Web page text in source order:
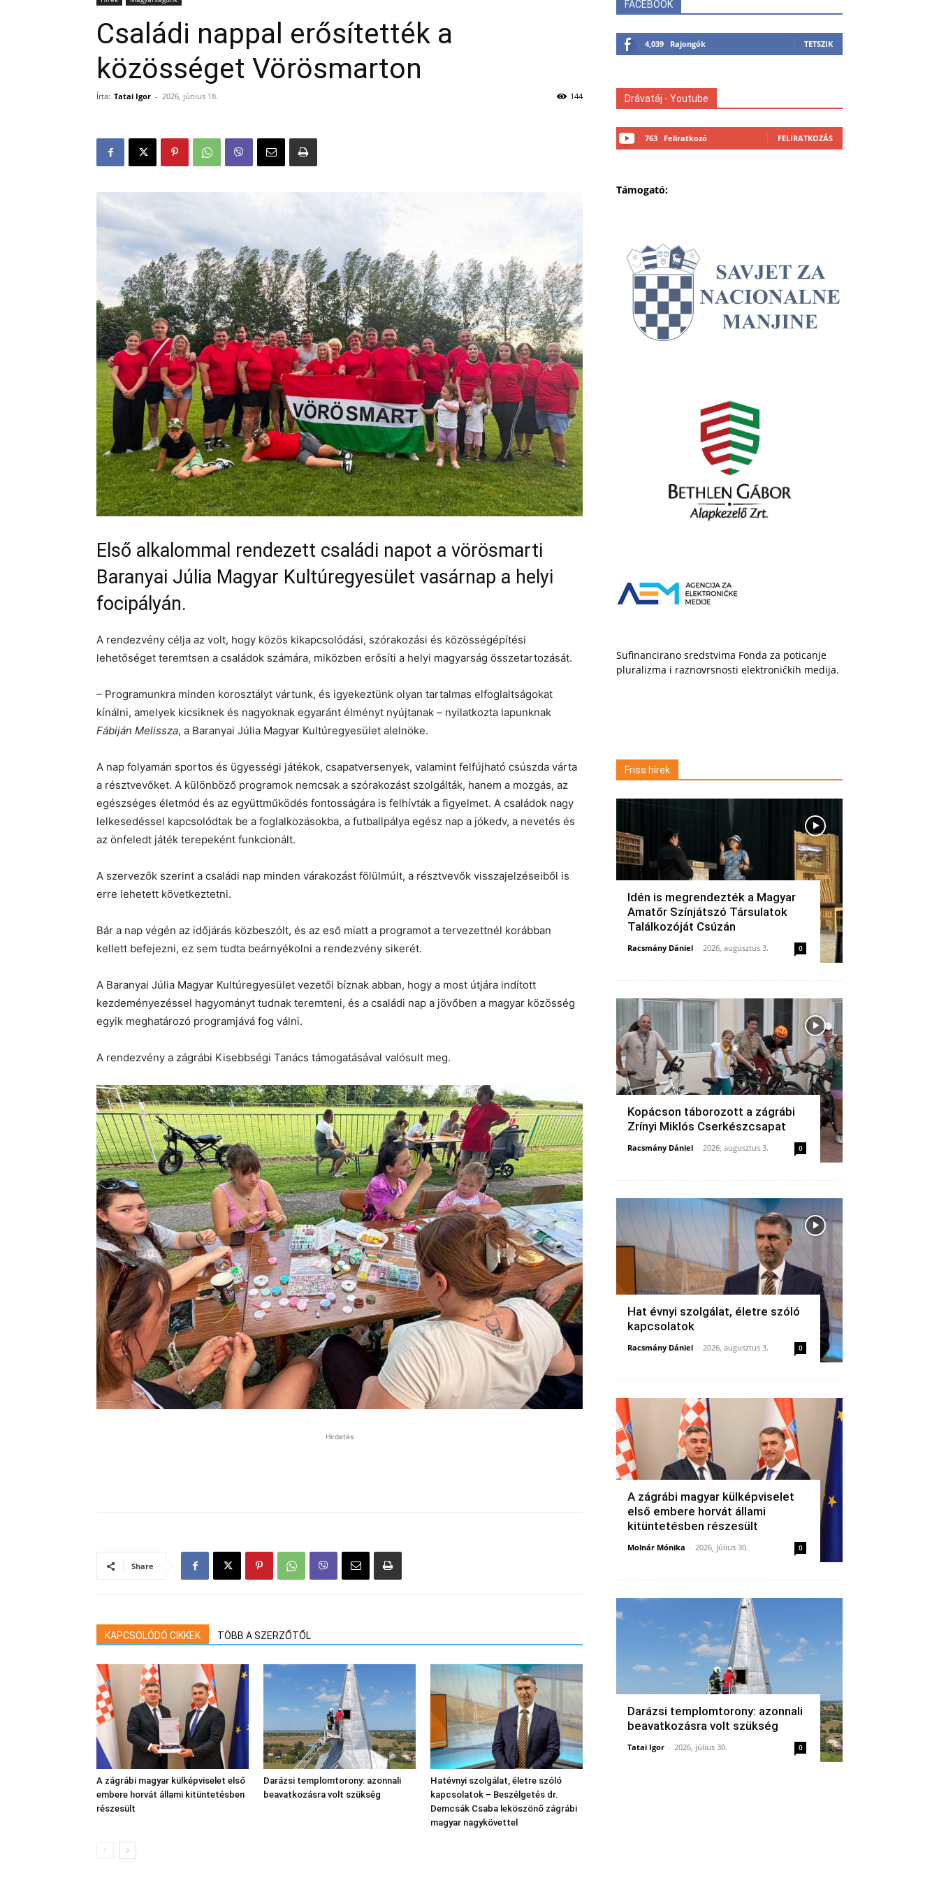
Családi nappal erősítették a
közösséget Vörösmarton
Írta: Tatai Igor - 2026, június 18. 144
Első alkalommal rendezett családi napot a vörösmarti
Baranyai Júlia Magyar Kultúregyesület vasárnap a helyi
focipályán.
A rendezvény célja az volt, hogy közös kikapcsolódási, szórakozási és közösségépítési
lehetőséget teremtsen a családok számára, miközben erősíti a helyi magyarság összetartozását.
– Programunkra minden korosztályt vártunk, és igyekeztünk olyan tartalmas elfoglaltságokat
kínálni, amelyek kicsiknek és nagyoknak egyaránt élményt nyújtanak – nyilatkozta lapunknak
Fábiján Melissza, a Baranyai Júlia Magyar Kultúregyesület alelnöke.
A nap folyamán sportos és ügyességi játékok, csapatversenyek, valamint felfújható csúszda várta
a résztvevőket. A különböző programok nemcsak a szórakozást szolgálták, hanem a mozgás, az
egészséges életmód és az együttműködés fontosságára is felhívták a figyelmet. A családok nagy
lelkesedéssel kapcsolódtak be a foglalkozásokba, a futballpálya egész nap a jókedv, a nevetés és
az önfeledt játék terepeként funkcionált.
A szervezők szerint a családi nap minden várakozást fölülmúlt, a résztvevők visszajelzéseiből is
erre lehetett következtetni.
Bár a nap végén az időjárás közbeszólt, és az eső miatt a programot a tervezettnél korábban
kellett befejezni, ez sem tudta beárnyékolni a rendezvény sikerét.
A Baranyai Júlia Magyar Kultúregyesület vezetői bíznak abban, hogy a most útjára indított
kezdeményezéssel hagyományt tudnak teremteni, és a családi nap a jövőben a magyar közösség
egyik meghatározó programjává fog válni.
A rendezvény a zágrábi Kisebbségi Tanács támogatásával valósult meg.
Hirdetés
Share
KAPCSOLÓDÓ CIKKEK TÖBB A SZERZŐTŐL
A zágrábi magyar külképviselet első
embere horvát állami kitüntetésben
részesült
Darázsi templomtorony: azonnali
beavatkozásra volt szükség
Hatévnyi szolgálat, életre szóló
kapcsolatok – Beszélgetés dr.
Demcsák Csaba leköszönő zágrábi
magyar nagykövettel
FACEBOOK
4,039 Rajongók TETSZIK
Drávatáj - Youtube
763 Feliratkozó FELIRATKOZÁS
Támogató:
Sufinancirano sredstvima Fonda za poticanje
pluralizma i raznovrsnosti elektroničkih medija.
Friss hírek
Idén is megrendezték a Magyar
Amatőr Színjátszó Társulatok
Találkozóját Csúzán
Racsmány Dániel - 2026, augusztus 3. 0
Kopácson táborozott a zágrábi
Zrínyi Miklós Cserkészcsapat
Racsmány Dániel - 2026, augusztus 3. 0
Hat évnyi szolgálat, életre szóló
kapcsolatok
Racsmány Dániel - 2026, augusztus 3. 0
A zágrábi magyar külképviselet
első embere horvát állami
kitüntetésben részesült
Molnár Mónika - 2026, július 30. 0
Darázsi templomtorony: azonnali
beavatkozásra volt szükség
Tatai Igor - 2026, július 30. 0